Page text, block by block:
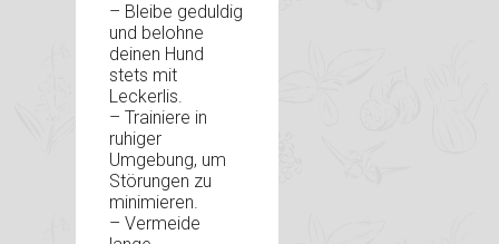
– Bleibe geduldig
und belohne
deinen Hund
stets mit
Leckerlis.
– Trainiere in
ruhiger
Umgebung, um
Störungen zu
minimieren.
– Vermeide